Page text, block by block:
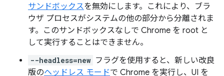
サンドボックスを無効にします。これにより、ブラ
ウザ プロセスがシステムの他の部分から分離されま
す。このサンドボックスなしで Chrome を root と
して実行することはできません。
--headless=new フラグを使用すると、新しい改良
版のヘッドレス モードで Chrome を実行し、UI を